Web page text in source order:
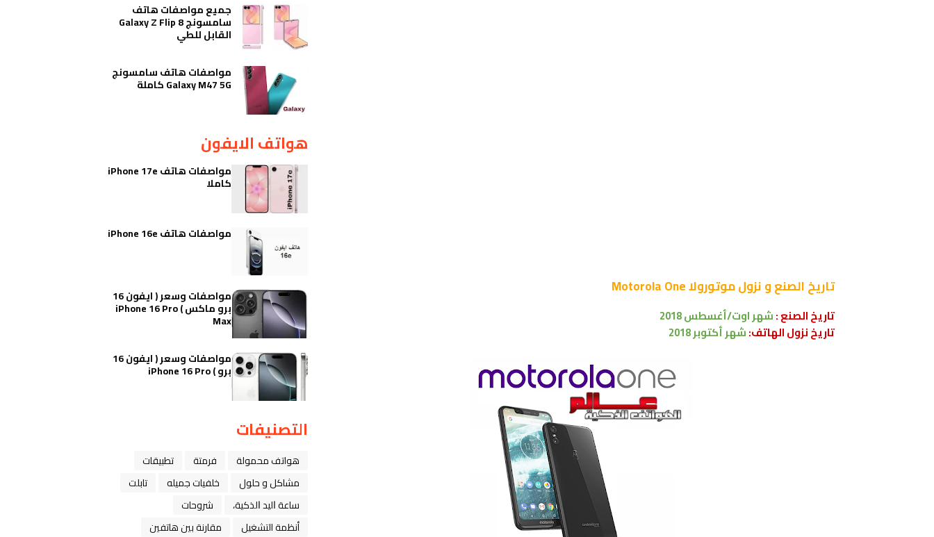
تاريخ الصنع و نزولموتورولا Motorola One
تاريخ الصنع :شهراوت/أغسطس 2018
تاريخ نزول الهاتف:شهرأكتوبر 2018
جميع مواصفات هاتف
سامسونج Galaxy Z Flip 8
القابل للطي
مواصفات هاتف سامسونج
Galaxy M47 5G كاملة
هواتف الايفون
مواصفات هاتف iPhone 17e
كاملا
مواصفات هاتف iPhone 16e
مواصفات وسعر ( ايفون 16
برو ماكس ) iPhone 16 Pro
Max
مواصفات وسعر ( ايفون 16
برو ) iPhone 16 Pro
التصنيفات
هواتف محمولة فرمتة
تطبيقات
مشاكل و حلول
خلفيات جميله
تابلت
ﺳﺎﻋﺔ ﺍﻟﻴﺪ ﺍﻟﺬﻛﻴﺔ،
شروحات
أنظمة التشغيل
مقارنة بين هاتفين